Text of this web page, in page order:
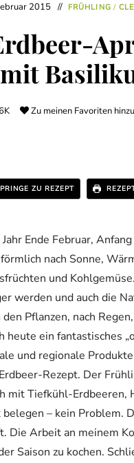
2015 FRÜHLING /
mit
Zu meinen Favoriten
ZU REZEPT
Ende Februar,
nach Sonne,
und
werden und auch die
den Pflanzen, nach
ein fantastisches
und regionale
Rezept. Der
mit Tiefkühl-
– kein Problem.
Die Arbeit an meinem
Saison zu kochen.